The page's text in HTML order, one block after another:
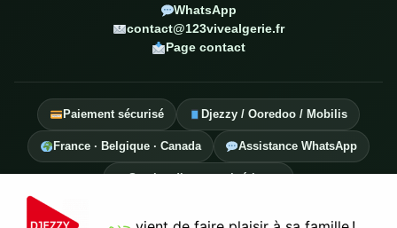
WhatsApp
contact@123vivealgerie.fr
Page contact
Paiement sécurisé Djezzy / Ooredoo / Mobilis
France · Belgique · Canada Assistance WhatsApp